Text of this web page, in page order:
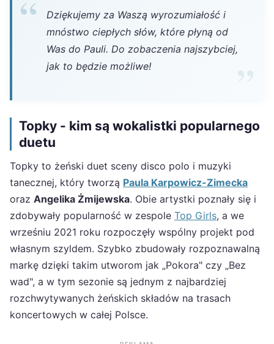
Dziękujemy za Waszą wyrozumiałość i
mnóstwo ciepłych słów, które płyną od
Was do Pauli. Do zobaczenia najszybciej,
jak to będzie możliwe!
Topky - kim są wokalistki popularnego
duetu
Topky to żeński duet sceny disco polo i muzyki
tanecznej, który tworzą Paula Karpowicz-Zimecka
oraz Angelika Żmijewska. Obie artystki poznały się i
zdobywały popularność w zespole Top Girls, a we
wrześniu 2021 roku rozpoczęły wspólny projekt pod
własnym szyldem. Szybko zbudowały rozpoznawalną
markę dzięki takim utworom jak „Pokora" czy „Bez
wad", a w tym sezonie są jednym z najbardziej
rozchwytywanych żeńskich składów na trasach
koncertowych w całej Polsce.